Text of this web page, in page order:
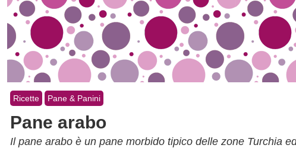
Ricette Pane & Panini
Pane arabo
Il pane arabo è un pane morbido tipico delle zone Turchia